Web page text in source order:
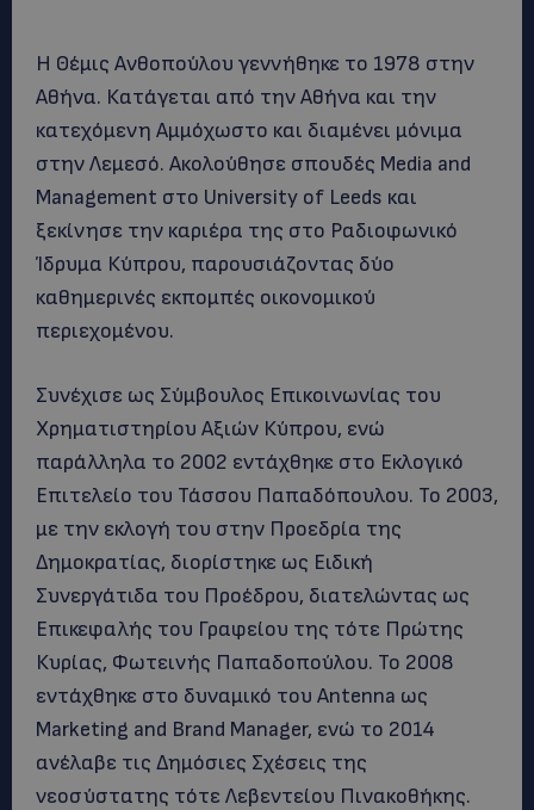
Η Θέμις Ανθοπούλου γεννήθηκε το 1978 στην
Αθήνα. Κατάγεται από την Αθήνα και την
κατεχόμενη Αμμόχωστο και διαμένει μόνιμα
στην Λεμεσό. Ακολούθησε σπουδές Media and
Management στο University of Leeds και
ξεκίνησε την καριέρα της στο Ραδιοφωνικό
Ίδρυμα Κύπρου, παρουσιάζοντας δύο
καθημερινές εκπομπές οικονομικού
περιεχομένου.
Συνέχισε ως Σύμβουλος Επικοινωνίας του
Χρηματιστηρίου Αξιών Κύπρου, ενώ
παράλληλα το 2002 εντάχθηκε στο Εκλογικό
Επιτελείο του Τάσσου Παπαδόπουλου. Το 2003,
με την εκλογή του στην Προεδρία της
Δημοκρατίας, διορίστηκε ως Ειδική
Συνεργάτιδα του Προέδρου, διατελώντας ως
Επικεφαλής του Γραφείου της τότε Πρώτης
Κυρίας, Φωτεινής Παπαδοπούλου. Το 2008
εντάχθηκε στο δυναμικό του Antenna ως
Marketing and Brand Manager, ενώ το 2014
ανέλαβε τις Δημόσιες Σχέσεις της
νεοσύστατης τότε Λεβεντείου Πινακοθήκης.